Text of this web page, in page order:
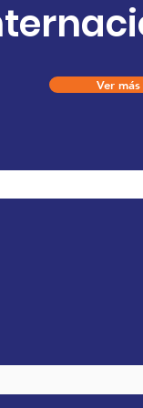
Ver más